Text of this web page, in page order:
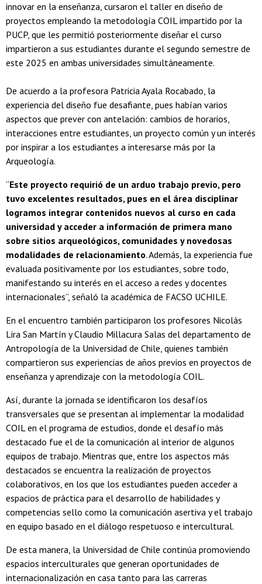
innovar en la enseñanza, cursaron el taller en diseño de
proyectos empleando la metodología COIL impartido por la
PUCP, que les permitió posteriormente diseñar el curso
impartieron a sus estudiantes durante el segundo semestre de
este 2025 en ambas universidades simultáneamente.
De acuerdo a la profesora Patricia Ayala Rocabado, la
experiencia del diseño fue desafiante, pues habían varios
aspectos que prever con antelación: cambios de horarios,
interacciones entre estudiantes, un proyecto común y un interés
por inspirar a los estudiantes a interesarse más por la
Arqueología.
“Este proyecto requirió de un arduo trabajo previo, pero
tuvo excelentes resultados, pues en el área disciplinar
logramos integrar contenidos nuevos al curso en cada
universidad y acceder a información de primera mano
sobre sitios arqueológicos, comunidades y novedosas
modalidades de relacionamiento. Además, la experiencia fue
evaluada positivamente por los estudiantes, sobre todo,
manifestando su interés en el acceso a redes y docentes
internacionales”, señaló la académica de FACSO UCHILE.
En el encuentro también participaron los profesores Nicolás
Lira San Martín y Claudio Millacura Salas del departamento de
Antropología de la Universidad de Chile, quienes también
compartieron sus experiencias de años previos en proyectos de
enseñanza y aprendizaje con la metodología COIL.
Así, durante la jornada se identificaron los desafíos
transversales que se presentan al implementar la modalidad
COIL en el programa de estudios, donde el desafío más
destacado fue el de la comunicación al interior de algunos
equipos de trabajo. Mientras que, entre los aspectos más
destacados se encuentra la realización de proyectos
colaborativos, en los que los estudiantes pueden acceder a
espacios de práctica para el desarrollo de habilidades y
competencias sello como la comunicación asertiva y el trabajo
en equipo basado en el diálogo respetuoso e intercultural.
De esta manera, la Universidad de Chile continúa promoviendo
espacios interculturales que generan oportunidades de
internacionalización en casa tanto para las carreras